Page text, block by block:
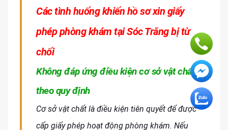
Các tình huống khiến hồ sơ xin giấy
phép phòng khám tại Sóc Trăng bị từ
chối
Không đáp ứng điều kiện cơ sở vật chất
theo quy định
Cơ sở vật chất là điều kiện tiên quyết để được
cấp giấy phép hoạt động phòng khám. Nếu